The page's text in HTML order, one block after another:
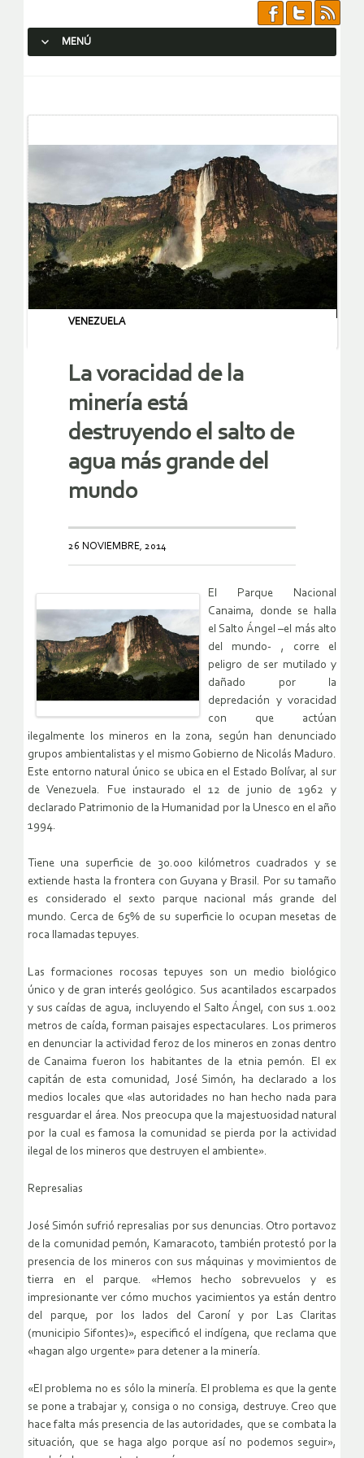
MENÚ
VENEZUELA
La voracidad de la
minería está
destruyendo el salto de
agua más grande del
mundo
26 NOVIEMBRE, 2014
El Parque Nacional
Canaima, donde se halla
el Salto Ángel –el más alto
del mundo- , corre el
peligro de ser mutilado y
dañado por la
depredación y voracidad
con que actúan
ilegalmente los mineros en la zona, según han denunciado
grupos ambientalistas y el mismo Gobierno de Nicolás Maduro.
Este entorno natural único se ubica en el Estado Bolívar, al sur
de Venezuela. Fue instaurado el 12 de junio de 1962 y
declarado Patrimonio de la Humanidad por la Unesco en el año
1994.
Tiene una superficie de 30.000 kilómetros cuadrados y se
extiende hasta la frontera con Guyana y Brasil. Por su tamaño
es considerado el sexto parque nacional más grande del
mundo. Cerca de 65% de su superficie lo ocupan mesetas de
roca llamadas tepuyes.
Las formaciones rocosas tepuyes son un medio biológico
único y de gran interés geológico. Sus acantilados escarpados
y sus caídas de agua, incluyendo el Salto Ángel, con sus 1.002
metros de caída, forman paisajes espectaculares. Los primeros
en denunciar la actividad feroz de los mineros en zonas dentro
de Canaima fueron los habitantes de la etnia pemón. El ex
capitán de esta comunidad, José Simón, ha declarado a los
medios locales que «las autoridades no han hecho nada para
resguardar el área. Nos preocupa que la majestuosidad natural
por la cual es famosa la comunidad se pierda por la actividad
ilegal de los mineros que destruyen el ambiente».
Represalias
José Simón sufrió represalias por sus denuncias. Otro portavoz
de la comunidad pemón, Kamaracoto, también protestó por la
presencia de los mineros con sus máquinas y movimientos de
tierra en el parque. «Hemos hecho sobrevuelos y es
impresionante ver cómo muchos yacimientos ya están dentro
del parque, por los lados del Caroní y por Las Claritas
(municipio Sifontes)», especificó el indígena, que reclama que
«hagan algo urgente» para detener a la minería.
«El problema no es sólo la minería. El problema es que la gente
se pone a trabajar y, consiga o no consiga, destruye. Creo que
hace falta más presencia de las autoridades, que se combata la
situación, que se haga algo porque así no podemos seguir»,